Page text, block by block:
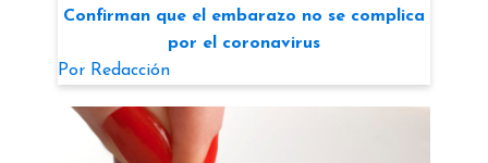
Confirman que el embarazo no se complica
por el coronavirus
Por Redacción